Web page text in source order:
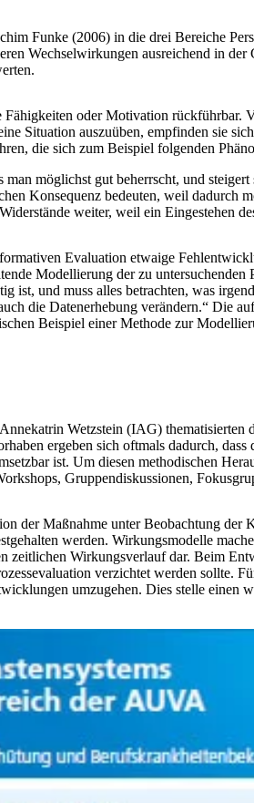
Funke (2006) in die drei Bereiche
Wechselwirkungen ausreichend in
oder Motivation rückführbar.
Situation auszuüben, empfinden sie
die sich zum Beispiel folgenden
möglichst gut beherrscht, und
Konsequenz bedeuten, weil dadurch
weiter, weil ein Eingestehen
Evaluation etwaige
Modellierung der zu
und muss alles betrachten, was
die Datenerhebung verändern.“ Die
Beispiel einer Methode zur
Wetzstein (IAG)
ergeben sich oftmals dadurch,
ist. Um diesen methodischen
Gruppendiskussionen,
der Maßnahme unter Beobachtung
werden. Wirkungsmodelle
Wirkungsverlauf dar. Beim
verzichtet werden sollte.
umzugehen. Dies stelle einen